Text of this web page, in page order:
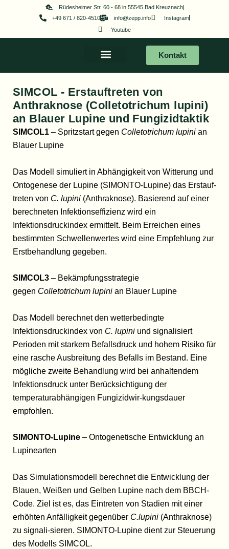
Rüdesheimer Str. 60 - 68 in 55545 Bad Kreuznach
+49 671 / 820-4510
info@zepp.info
Instagram
Youtube
Kontakt
SIMCOL - Erstauftreten von
Anthraknose (Colletotrichum lupini)
an Blauer Lupine und Fungizidtaktik
SIMCOL1 – Spritzstart gegen Colletotrichum lupini an
Blauer Lupine
Das Modell simuliert in Abhängigkeit von Witterung und
Ontogenese der Lupine (SIMONTO-Lupine) das Erstauf-
treten von C. lupini (Anthraknose). Basierend auf einer
berechneten Infektionseffizienz wird ein
Infektionsdruckindex ermittelt. Beim Erreichen eines
bestimmten Schwellenwertes wird eine Empfehlung zur
Erstbehandlung gegeben.
SIMCOL3 – Bekämpfungsstrategie
gegen Colletotrichum lupini an Blauer Lupine
Das Modell berechnet den wetterbedingte
Infektionsdruckindex von C. lupini und signalisiert
Perioden mit starkem Befallsdruck und hohem Risiko für
eine rasche Ausbreitung des Befalls im Bestand. Eine
mögliche zweite Behandlung wird bei anhaltendem
Infektionsdruck unter Berücksichtigung der
temperaturabhängigen Fungizidwir-kungsdauer
empfohlen.
SIMONTO-Lupine – Ontogenetische Entwicklung an
Lupinearten
Das Simulationsmodell berechnet die Entwicklung der
Blauen, Weißen und Gelben Lupine nach dem BBCH-
Code. Ziel ist es, das Eintreten von Stadien mit einer
erhöhten Anfälligkeit gegenüber C.lupini (Anthraknose)
zu signali-sieren. SIMONTO-Lupine dient zur Steuerung
des Modells SIMCOL.